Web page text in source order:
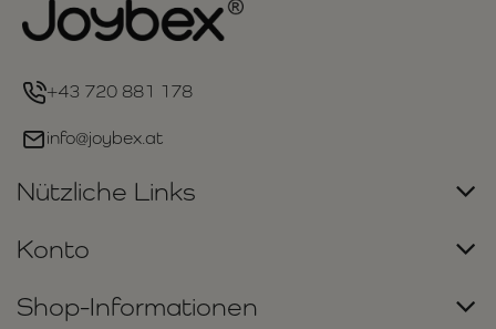
+43 720 881 178
info@joybex.at
Nützliche Links
Konto
Shop-Informationen